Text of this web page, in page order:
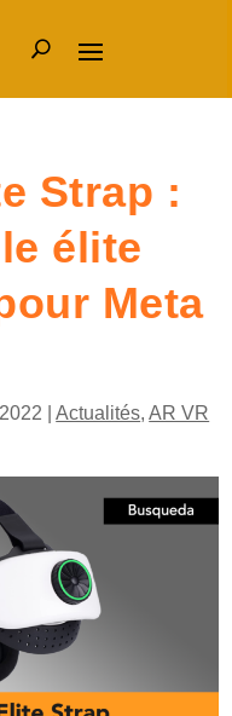
Strap :
élite
Meta
|Actualités,AR VR